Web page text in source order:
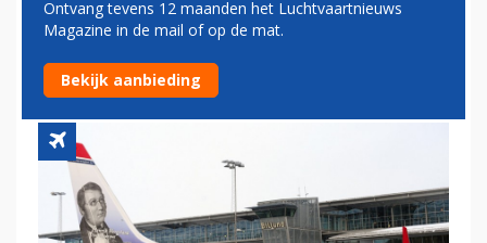
OP MEER STAATSSTEUN EN
LIJKT VOORLOPIG GERED
Ontvang tevens 12 maanden het Luchtvaartnieuws
Magazine in de mail of op de mat.
Bekijk aanbieding